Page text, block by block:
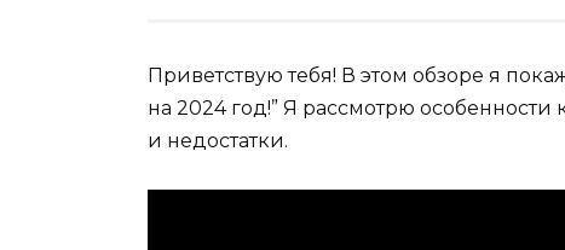
Приветствую тебя! В этом обзоре я
на 2024 год!” Я рассмотрю
и недостатки.